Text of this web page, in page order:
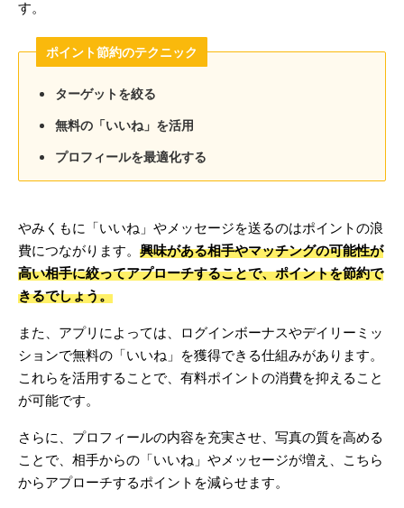
す。
ポイント節約のテクニック
ターゲットを絞る
無料の「いいね」を活用
プロフィールを最適化する
やみくもに「いいね」やメッセージを送るのはポイントの浪
費につながります。 興味がある相手やマッチングの可能性が
高い相手に絞ってアプローチすることで、ポイントを節約で
きるでしょう。
また、アプリによっては、ログインボーナスやデイリーミッ
ションで無料の「いいね」を獲得できる仕組みがあります。
これらを活用することで、有料ポイントの消費を抑えること
が可能です。
さらに、プロフィールの内容を充実させ、写真の質を高める
ことで、相手からの「いいね」やメッセージが増え、こちら
からアプローチするポイントを減らせます。